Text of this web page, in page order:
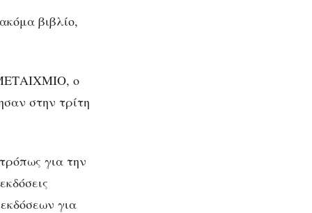
βιβλίο,
ΜΕΤΑΙΧΜΙΟ, ο
στην τρίτη
για την
για